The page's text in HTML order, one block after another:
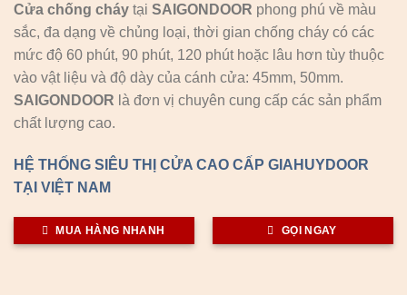
Cửa chống cháy tại SAIGONDOOR phong phú về màu
sắc, đa dạng về chủng loại, thời gian chống cháy có các
mức độ 60 phút, 90 phút, 120 phút hoặc lâu hơn tùy thuộc
vào vật liệu và độ dày của cánh cửa: 45mm, 50mm.
SAIGONDOOR là đơn vị chuyên cung cấp các sản phẩm
chất lượng cao.
HỆ THỐNG SIÊU THỊ CỬA CAO CẤP GIAHUYDOOR
TẠI VIỆT NAM
MUA HÀNG NHANH GỌI NGAY